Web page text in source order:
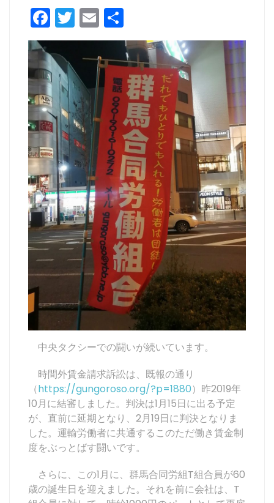
F
a
c
e
b
o
o
k
T
w
itt
er
E
m
ai
l
有
中央タクシーでの闘いが続いています。
時間外賃金請求訴訟は、既報の通り
（https://gungoroso.org/?p=1880）昨2019年
10月に結審しました。判決は1月15日に出る予定
が、直前に延期となり、2月19日に判決となりま
した。運輸労働者に共通するこのただ働き賃金制
度をぶっとばす闘いです。
さらに、この1月に、群馬合同労組T組合員が60
歳の誕生日を迎えました。それを前に会社は、T